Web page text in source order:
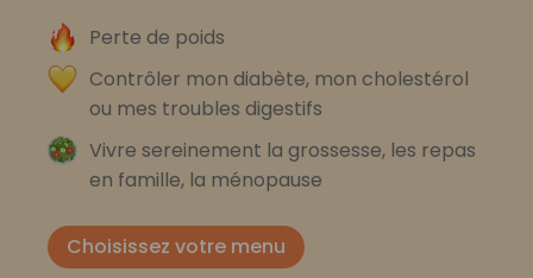
Perte de poids
Contrôler mon diabète, mon cholestérol
ou mes troubles digestifs
Vivre sereinement la grossesse, les repas
en famille, la ménopause
Choisissez votre menu